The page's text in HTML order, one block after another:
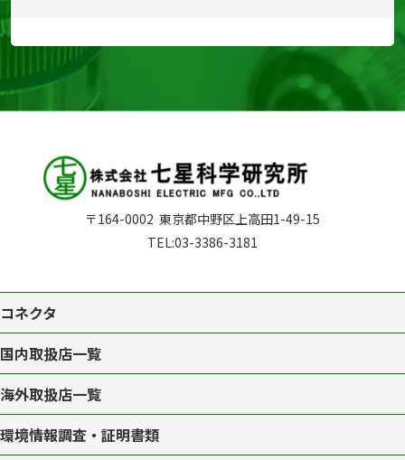
〒164-0002 東京都中野区上高田1-49-15
TEL:03-3386-3181
コネクタ
国内取扱店一覧
海外取扱店一覧
環境情報調査・証明書類